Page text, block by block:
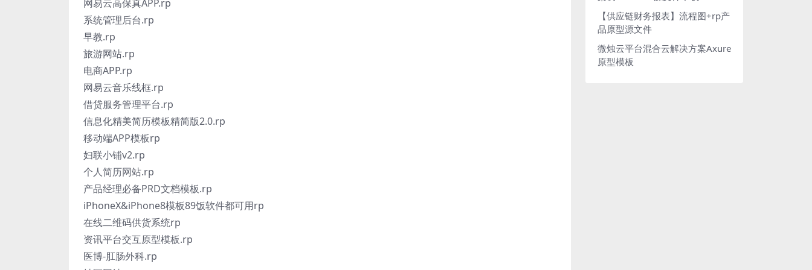
网易云高保真APP.rp
系统管理后台.rp
早教.rp
旅游网站.rp
电商APP.rp
网易云音乐线框.rp
借贷服务管理平台.rp
信息化精美简历模板精简版2.0.rp
移动端APP模板rp
妇联小铺v2.rp
个人简历网站.rp
产品经理必备PRD文档模板.rp
iPhoneX&iPhone8模板89饭软件都可用rp
在线二维码供货系统rp
资讯平台交互原型模板.rp
医博-肛肠外科.rp
【供应链财务报表】流程图+rp产
品原型源文件
微烛云平台混合云解决方案Axure
原型模板